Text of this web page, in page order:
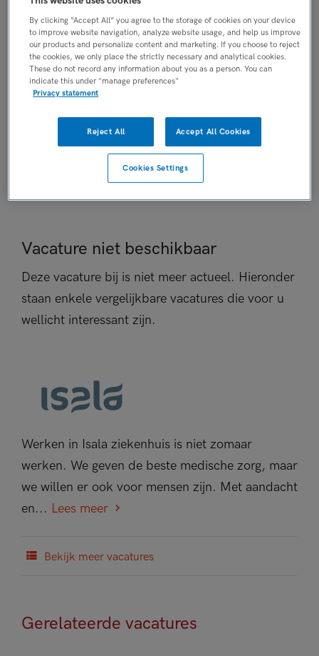
Tijdelijk met uitzicht op vast
PLAATSINGSDATUM
7 november 2025
Vacature niet beschikbaar
Deze vacature bij is niet meer actueel. Hieronder
staan enkele vergelijkbare vacatures die voor u
wellicht interessant zijn.
Werken in Isala ziekenhuis is niet zomaar
werken. We geven de beste medische zorg, maar
we willen er ook voor mensen zijn. Met aandacht
en... Lees meer
Bekijk meer vacatures
Gerelateerde vacatures
By clicking “Accept All” you agree to the storage of cookies on your device
to improve website navigation, analyze website usage, and help us improve
our products and personalize content and marketing. If you choose to reject
the cookies, we only place the strictly necessary and analytical cookies.
These do not record any information about you as a person. You can
indicate this under "manage preferences"
Privacy statement
Reject All Accept All Cookies
Cookies Settings